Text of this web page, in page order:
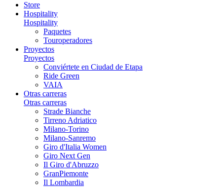
Store
Hospitality
Hospitality
Paquetes
Touroperadores
Proyectos
Proyectos
Conviértete en Ciudad de Etapa
Ride Green
VAIA
Otras carreras
Otras carreras
Strade Bianche
Tirreno Adriatico
Milano-Torino
Milano-Sanremo
Giro d'Italia Women
Giro Next Gen
Il Giro d'Abruzzo
GranPiemonte
Il Lombardia